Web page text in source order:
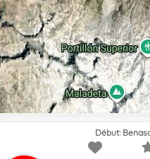
Début: